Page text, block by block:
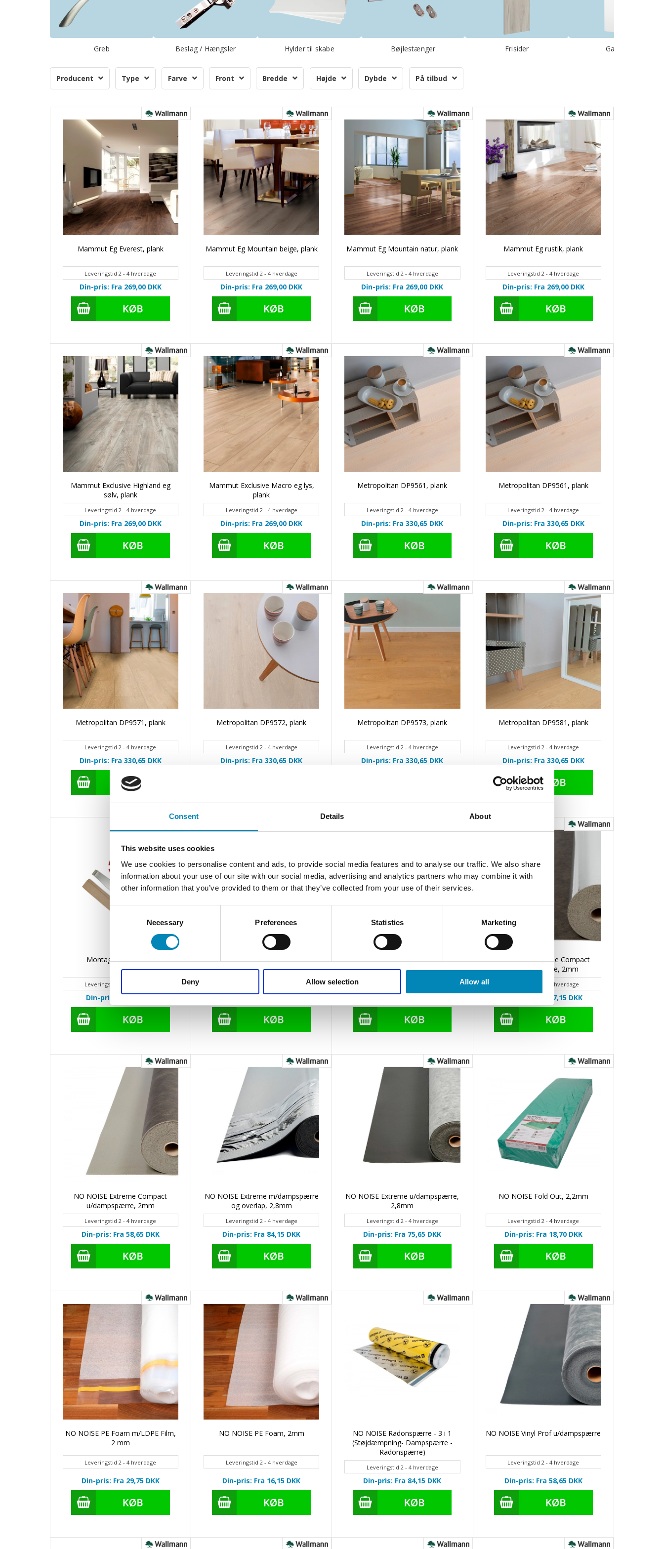
Consent Details About
This website uses cookies
We use cookies to personalise content and ads, to provide social media features and to analyse our traffic. We also share
information about your use of our site with our social media, advertising and analytics partners who may combine it with
other information that you’ve provided to them or that they’ve collected from your use of their services.
Consent
Necessary Preferences Statistics Marketing
Deny Allow selection Allow all
Greb Beslag / Hængsler Hylder til skabe Bøjlestænger Frisider Gavlsider
Producent Type Farve Front Bredde Højde Dybde På tilbud
Mammut Eg Everest, plank
Leveringstid 2 - 4 hverdage
Din-pris: Fra 269,00 DKK
Mammut Eg Mountain beige, plank
Leveringstid 2 - 4 hverdage
Din-pris: Fra 269,00 DKK
Mammut Eg Mountain natur, plank
Leveringstid 2 - 4 hverdage
Din-pris: Fra 269,00 DKK
Mammut Eg rustik, plank
Leveringstid 2 - 4 hverdage
Din-pris: Fra 269,00 DKK
Mammut Exclusive Highland eg
sølv, plank
Leveringstid 2 - 4 hverdage
Din-pris: Fra 269,00 DKK
Mammut Exclusive Macro eg lys,
plank
Leveringstid 2 - 4 hverdage
Din-pris: Fra 269,00 DKK
Metropolitan DP9561, plank
Leveringstid 2 - 4 hverdage
Din-pris: Fra 330,65 DKK
Metropolitan DP9561, plank
Leveringstid 2 - 4 hverdage
Din-pris: Fra 330,65 DKK
Metropolitan DP9571, plank
Leveringstid 2 - 4 hverdage
Din-pris: Fra 330,65 DKK
Metropolitan DP9572, plank
Leveringstid 2 - 4 hverdage
Din-pris: Fra 330,65 DKK
Metropolitan DP9573, plank
Leveringstid 2 - 4 hverdage
Din-pris: Fra 330,65 DKK
Metropolitan DP9581, plank
Leveringstid 2 - 4 hverdage
Din-pris: Fra 330,65 DKK
Montagesæt til gulve
Leveringstid 2 - 4 hverdage
Din-pris: 106,25DKK
Multi-Living HQ Krydderiindsats 50
cm.
Din-pris: 253,08DKK
Multi-Living HQ Krydderiindsats til
40 cm skuffe.
Din-pris: 221,01
NO NOISE Extreme Compact
m/dampspærre, 2mm
Leveringstid 2 - 4 hverdage
Din-pris: Fra 67,15 DKK
NO NOISE Extreme Compact
u/dampspærre, 2mm
Leveringstid 2 - 4 hverdage
Din-pris: Fra 58,65 DKK
NO NOISE Extreme m/dampspærre
og overlap, 2,8mm
Leveringstid 2 - 4 hverdage
Din-pris: Fra 84,15 DKK
NO NOISE Extreme u/dampspærre,
2,8mm
Leveringstid 2 - 4 hverdage
Din-pris: Fra 75,65 DKK
NO NOISE Fold Out, 2,2mm
Leveringstid 2 - 4 hverdage
Din-pris: Fra 18,70 DKK
NO NOISE PE Foam m/LDPE Film,
2 mm
Leveringstid 2 - 4 hverdage
Din-pris: Fra 29,75 DKK
NO NOISE PE Foam, 2mm
Leveringstid 2 - 4 hverdage
Din-pris: Fra 16,15 DKK
NO NOISE Radonspærre - 3 i 1
(Støjdæmpning- Dampspærre -
Radonspærre)
Leveringstid 2 - 4 hverdage
Din-pris: Fra 84,15 DKK
NO NOISE Vinyl Prof u/dampspærre
Leveringstid 2 - 4 hverdage
Din-pris: Fra 58,65 DKK